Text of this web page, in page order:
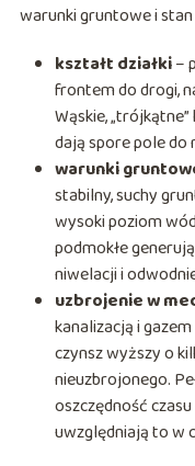
warunki gruntowe i
kształt działki–
frontem do drogi,
Wąskie,
dają spore pole do
warunki
stabilny, suchy
wysoki poziom
podmokłe
niwelacji i
uzbrojenie w
kanalizacją i
czynsz wyższy o
nieuzbrojonego.
oszczędność
uwzględniają to w